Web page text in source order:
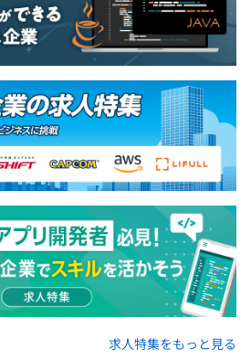
求人特集をもっと見る